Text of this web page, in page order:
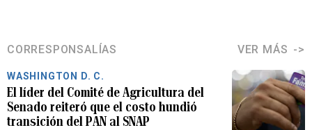
CORRESPONSALÍAS VER MÁS
WASHINGTON D. C.
El líder del Comité de Agricultura del
Senado reiteró que el costo hundió
transición del PAN al SNAP